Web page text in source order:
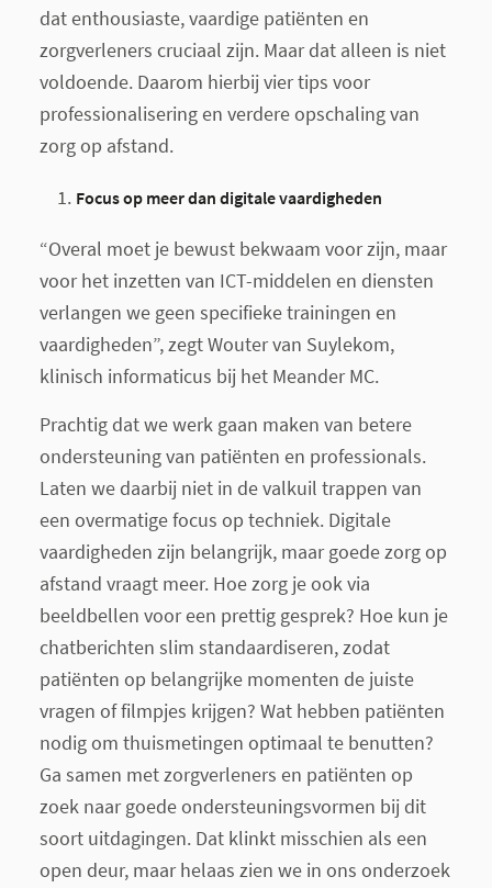
dat enthousiaste, vaardige patiënten en
zorgverleners cruciaal zijn. Maar dat alleen is niet
voldoende. Daarom hierbij vier tips voor
professionalisering en verdere opschaling van
zorg op afstand.
Focus op meer dan digitale vaardigheden
“Overal moet je bewust bekwaam voor zijn, maar
voor het inzetten van ICT-middelen en diensten
verlangen we geen specifieke trainingen en
vaardigheden”, zegt Wouter van Suylekom,
klinisch informaticus bij het Meander MC.
Prachtig dat we werk gaan maken van betere
ondersteuning van patiënten en professionals.
Laten we daarbij niet in de valkuil trappen van
een overmatige focus op techniek. Digitale
vaardigheden zijn belangrijk, maar goede zorg op
afstand vraagt meer. Hoe zorg je ook via
beeldbellen voor een prettig gesprek? Hoe kun je
chatberichten slim standaardiseren, zodat
patiënten op belangrijke momenten de juiste
vragen of filmpjes krijgen? Wat hebben patiënten
nodig om thuismetingen optimaal te benutten?
Ga samen met zorgverleners en patiënten op
zoek naar goede ondersteuningsvormen bij dit
soort uitdagingen. Dat klinkt misschien als een
open deur, maar helaas zien we in ons onderzoek